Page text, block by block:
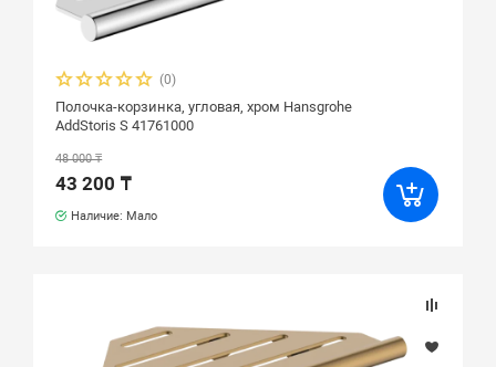
(0)
Полочка-корзинка, угловая, хром Hansgrohe
AddStoris S 41761000
48 000 ₸
43 200 ₸
Наличие: Мало